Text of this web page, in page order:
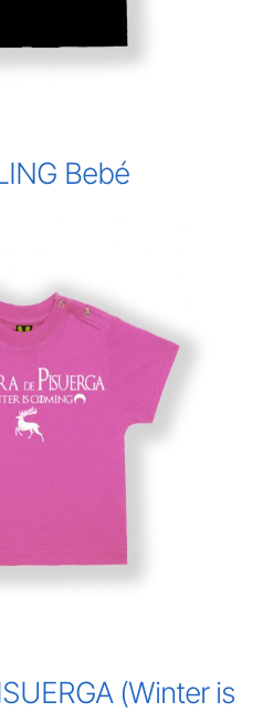
Bebé
(Winter is